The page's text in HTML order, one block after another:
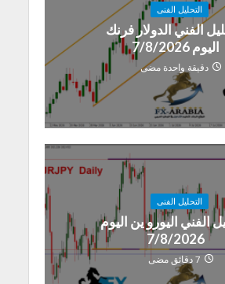
التحليل الفنى
الفني الدولار فرنك
اليوم 7/8/2026
دقيقة واحدة مضى
التحليل الفنى
الفني اليورو ين اليوم
7/8/2026
7 دقائق مضى